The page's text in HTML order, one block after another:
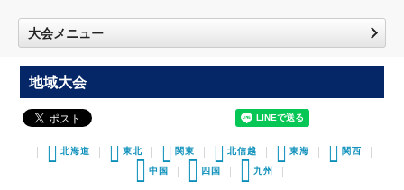
大会メニュー
地域大会
北海道 東北 関東 北信越 東海
関西
中国
四国 九州